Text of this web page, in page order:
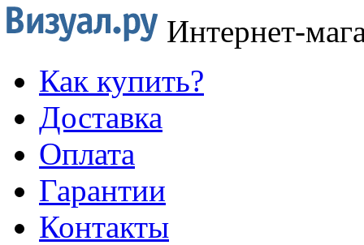
Интернет-
Как купить?
Доставка
Оплата
Гарантии
Контакты